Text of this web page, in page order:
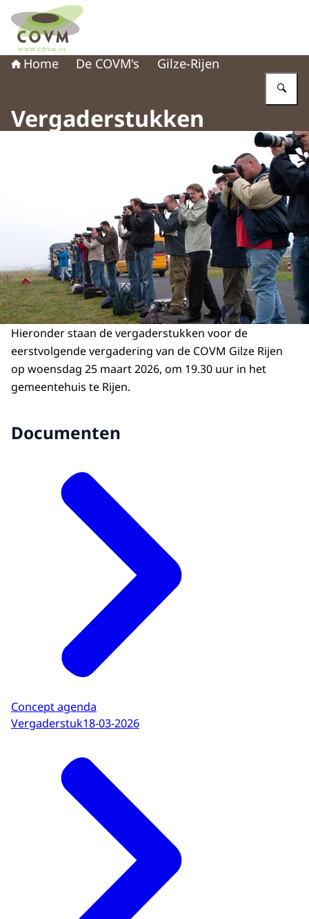
Naar de homepage van COVM
Home De COVM's Gilze-Rijen
Vergaderstukken
Hieronder staan de vergaderstukken voor de
eerstvolgende vergadering van de COVM Gilze Rijen
op woensdag 25 maart 2026, om 19.30 uur in het
gemeentehuis te Rijen.
Documenten
Concept agenda
Vergaderstuk18-03-2026